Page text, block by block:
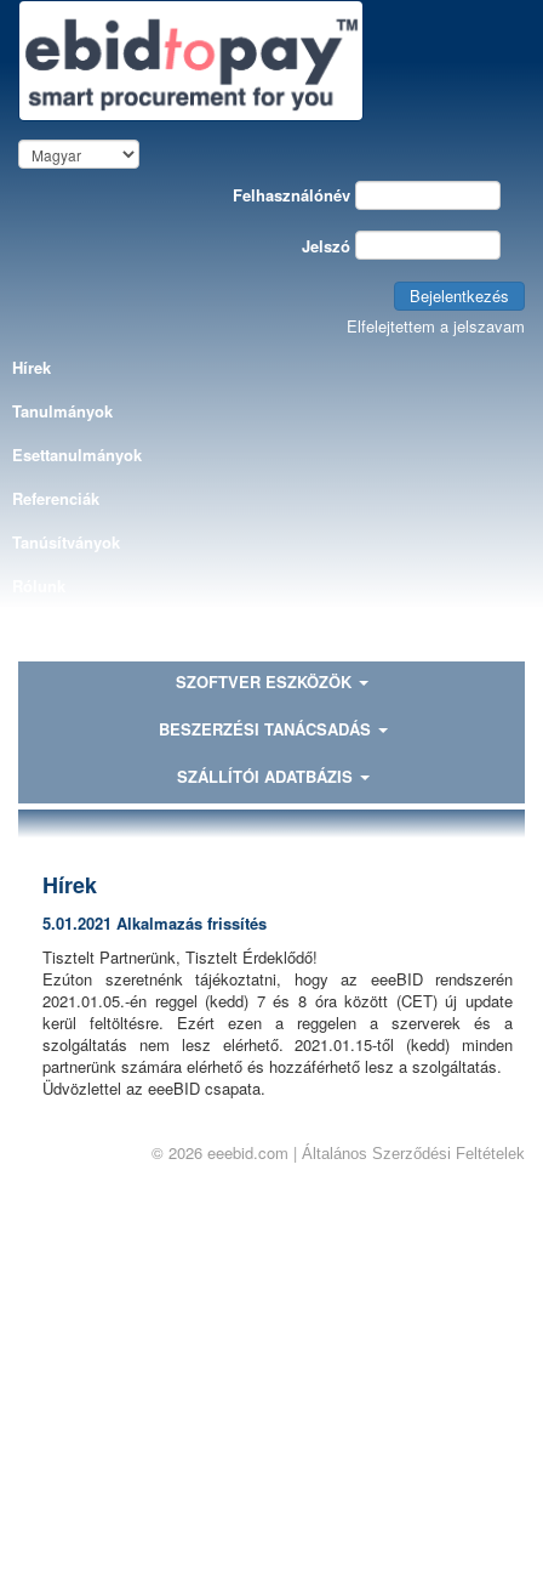
Felhasználónév
Jelszó
Bejelentkezés
Elfelejtettem a jelszavam
Hírek
Tanulmányok
Esettanulmányok
Referenciák
Tanúsítványok
SZOFTVER ESZKÖZÖK
BESZERZÉSI TANÁCSADÁS
SZÁLLÍTÓI ADATBÁZIS
Hírek
5.01.2021 Alkalmazás frissítés
Tisztelt Partnerünk, Tisztelt Érdeklődő!
Ezúton szeretnénk tájékoztatni, hogy az eeeBID rendszerén
2021.01.05.-én reggel (kedd) 7 és 8 óra között (CET) új update
kerül feltöltésre. Ezért ezen a reggelen a szerverek és a
szolgáltatás nem lesz elérhető. 2021.01.15-től (kedd) minden
partnerünk számára elérhető és hozzáférhető lesz a szolgáltatás.
Üdvözlettel az eeeBID csapata.
© 2026 eeebid.com | Általános Szerződési Feltételek